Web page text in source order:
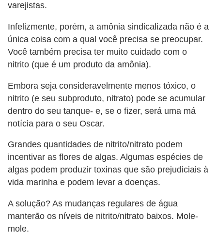
varejistas.
Infelizmente, porém, a amônia sindicalizada não é a
única coisa com a qual você precisa se preocupar.
Você também precisa ter muito cuidado com o
nitrito (que é um produto da amônia).
Embora seja consideravelmente menos tóxico, o
nitrito (e seu subproduto, nitrato) pode se acumular
dentro do seu tanque- e, se o fizer, será uma má
notícia para o seu Oscar.
Grandes quantidades de nitrito/nitrato podem
incentivar as flores de algas. Algumas espécies de
algas podem produzir toxinas que são prejudiciais à
vida marinha e podem levar a doenças.
A solução? As mudanças regulares de água
manterão os níveis de nitrito/nitrato baixos. Mole-
mole.